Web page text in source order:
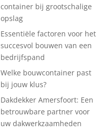
container bij grootschalige
opslag
Essentiële factoren voor het
succesvol bouwen van een
bedrijfspand
Welke bouwcontainer past
bij jouw klus?
Dakdekker Amersfoort: Een
betrouwbare partner voor
uw dakwerkzaamheden